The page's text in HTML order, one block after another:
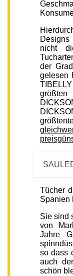
Designs
nicht
der
gelesen
Tücher
Spanien
Sie sind
von
Jahre
so dass
auch
schön